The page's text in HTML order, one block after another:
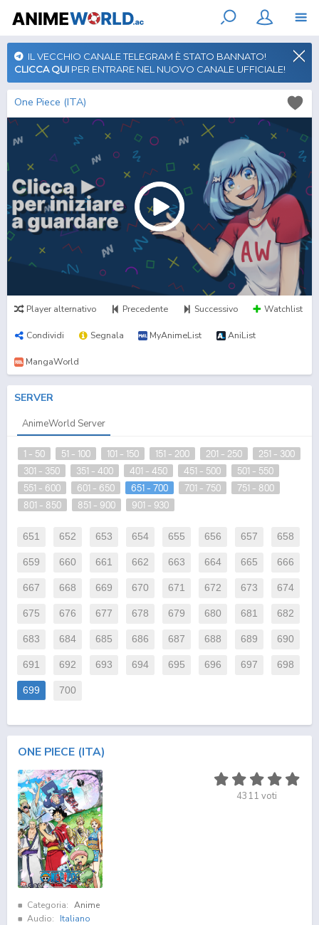
IL VECCHIO CANALE TELEGRAM È STATO BANNATO!
CLICCA QUI PER ENTRARE NEL NUOVO CANALE UFFICIALE!
One Piece (ITA)
Player alternativo Precedente Successivo Watchlist
Condividi Segnala MyAnimeList AniList
MangaWorld
SERVER
AnimeWorld Server
1 - 50 51 - 100 101 - 150 151 - 200 201 - 250
251 - 300
301 - 350
351 - 400 401 - 450 451 - 500
501 - 550
551 - 600
601 - 650 651 - 700 701 - 750
751 - 800
801 - 850
851 - 900 901 - 930
651 652 653 654 655 656 657 658
659 660 661 662 663 664 665 666
667 668 669 670 671 672 673 674
675 676 677 678 679 680 681 682
683 684 685 686 687 688 689 690
691 692 693 694 695 696 697 698
699 700
ONE PIECE (ITA)
4311 voti
Categoria: Anime
Audio:
Italiano